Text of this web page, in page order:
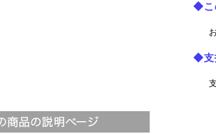
◆こ
◆支